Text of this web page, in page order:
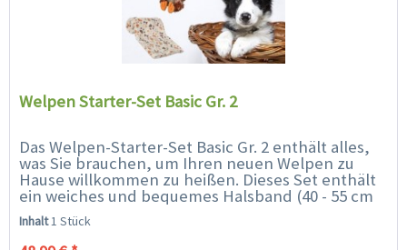
Welpen Starter-Set Basic Gr. 2
Das Welpen-Starter-Set Basic Gr. 2 enthält alles,
was Sie brauchen, um Ihren neuen Welpen zu
Hause willkommen zu heißen. Dieses Set enthält
ein weiches und bequemes Halsband (40 - 55 cm
geeignet für Rassen wie...
Inhalt1 Stück